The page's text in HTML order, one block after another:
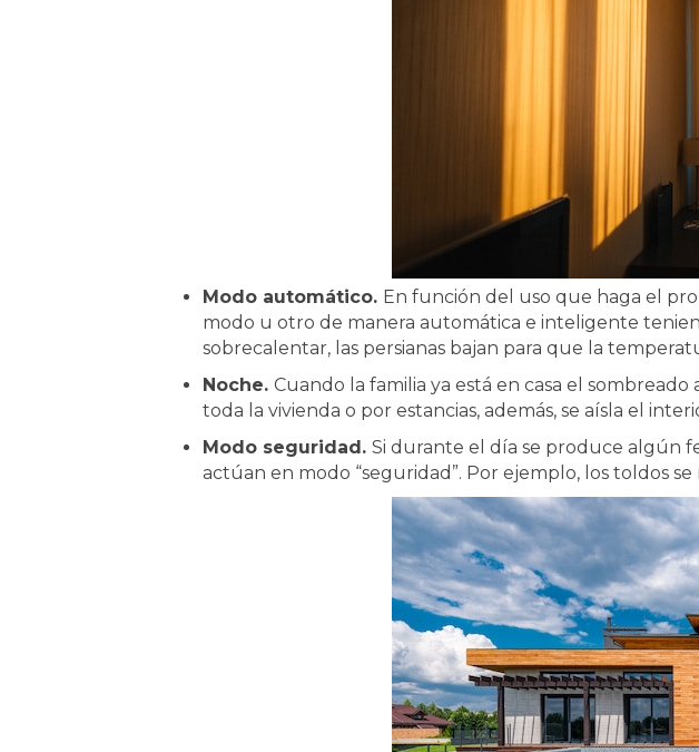
Modo automático. En función del uso que haga el
modo u otro de manera automática e inteligente
sobrecalentar, las persianas bajan para que la
Noche. Cuando la familia ya está en casa el
toda la vivienda o por estancias, además, se aísla el
Modo seguridad. Si durante el día se produce algún
actúan en modo “seguridad”. Por ejemplo, los toldos